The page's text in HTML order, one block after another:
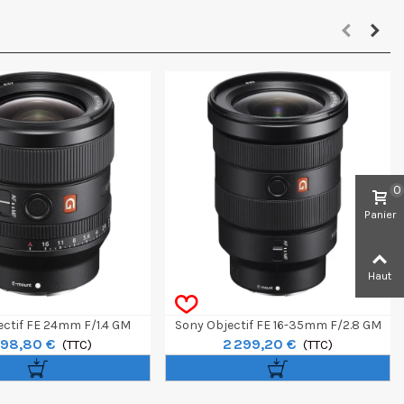
FE 24mm F/1.4 GM
€ (TTC)
Sony Objectif FE 16-35mm F/2.8 GM
2 299,20 € (TTC)
Panier
0
Haut